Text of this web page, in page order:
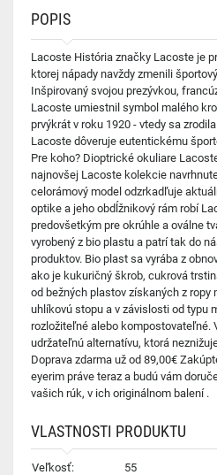
POPIS
Lacoste História značky Lacoste je
ktorej nápady navždy zmenili
Inšpirovaný svojou prezývkou,
Lacoste umiestnil symbol malého
prvýkrát v roku 1920 - vtedy sa
Lacoste dôveruje eutentickému
Pre koho? Dioptrické okuliare
najnovšej Lacoste kolekcie
celorámový model odzrkadľuje
optike a jeho obdĺžnikový rám robí
predovšetkým pre okrúhle a oválne
vyrobený z bio plastu a patrí tak do
produktov. Bio plast sa vyrába z
ako je kukuričný škrob, cukrová
od bežných plastov získaných z ropy
uhlíkovú stopu a v závislosti od typu
rozložiteľné alebo kompostovateľné.
udržateľnú alternatívu, ktorá
Doprava zdarma už od 89,00€
eyerim práve teraz a budú vám
vašich rúk, v ich originálnom balení .
VLASTNOSTI PRODUKTU
Veľkosť:
55